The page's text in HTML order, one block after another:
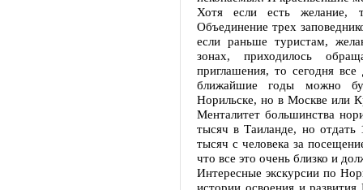
Хотя если есть желание,
Объединение трех
если раньше туристам,
зонах, приходилось
приглашения, то сегодня
ближайшие годы можно
Норильске, но в Москве или
Менталитет большинства
тысяч в Таиланде, но
тысяч с человека за
что все это очень близко и
Интересные экскурсии по
истории освоения и